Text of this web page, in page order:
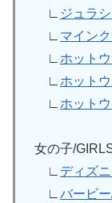
∟ ジュラ
∟ マイン
∟ホット
∟ホット
∟ホット
女の子/
∟ ディズ
∟バービ